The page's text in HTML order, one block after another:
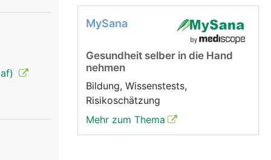
vom
MySana
Gesundheit selber in die Hand
nehmen
Bildung, Wissenstests,
Risikoschätzung
Mehr zum Thema